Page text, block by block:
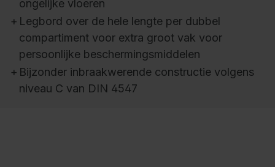
ongelijke vloeren
+ Legbord over de hele lengte per dubbel
compartiment voor extra groot vak voor
persoonlijke beschermingsmiddelen
+ Bijzonder inbraakwerende constructie volgens
niveau C van DIN 4547